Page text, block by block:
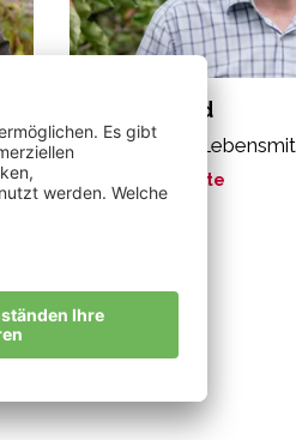
Karner Alfred
„Bioäpfel sind
Meine Geschichte